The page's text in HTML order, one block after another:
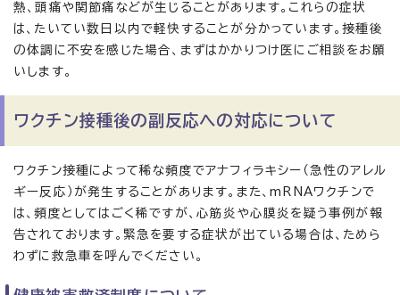
熱、頭痛や関節痛などが生じることがあります。これらの症状
は、たいてい数日以内で軽快することが分かっています。接種後
の体調に不安を感じた場合、まずはかかりつけ医にご相談をお願
いします。
ワクチン接種後の副反応への対応について
ワクチン接種によって稀な頻度でアナフィラキシー（急性のアレル
ギー反応）が発生することがあります。また、mRNAワクチンで
は、頻度としてはごく稀ですが、心筋炎や心膜炎を疑う事例が報
告されております。緊急を要する症状が出ている場合は、ためら
わずに救急車を呼んでください。